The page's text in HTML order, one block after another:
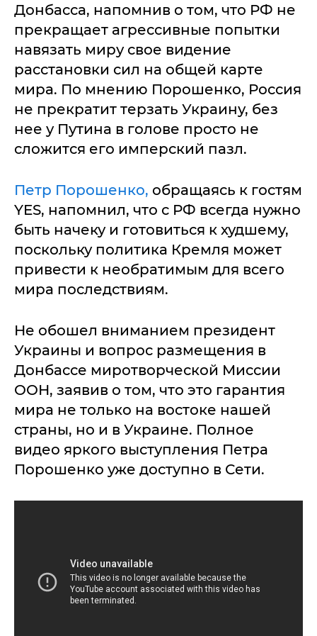
Донбасса, напомнив о том, что РФ не
прекращает агрессивные попытки
навязать миру свое видение
расстановки сил на общей карте
мира. По мнению Порошенко, Россия
не прекратит терзать Украину, без
нее у Путина в голове просто не
сложится его имперский пазл.
Петр Порошенко, обращаясь к гостям
YES, напомнил, что с РФ всегда нужно
быть начеку и готовиться к худшему,
поскольку политика Кремля может
привести к необратимым для всего
мира последствиям.
Не обошел вниманием президент
Украины и вопрос размещения в
Донбассе миротворческой Миссии
ООН, заявив о том, что это гарантия
мира не только на востоке нашей
страны, но и в Украине. Полное
видео яркого выступления Петра
Порошенко уже доступно в Сети.